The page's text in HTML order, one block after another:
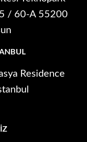
/ 60-A 55200
Residence